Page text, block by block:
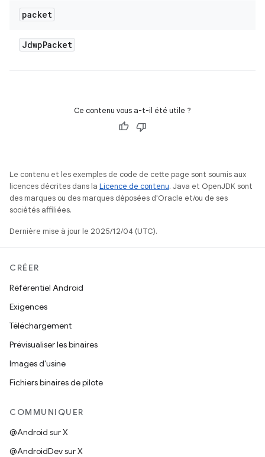
packet
JdwpPacket
Ce contenu vous a-t-il été utile ?
Le contenu et les exemples de code de cette page sont soumis aux
licences décrites dans la Licence de contenu. Java et OpenJDK sont
des marques ou des marques déposées d'Oracle et/ou de ses
sociétés affiliées.
Dernière mise à jour le 2025/12/04 (UTC).
CRÉER
Référentiel Android
Exigences
Téléchargement
Prévisualiser les binaires
Images d'usine
Fichiers binaires de pilote
COMMUNIQUER
@Android sur X
@AndroidDev sur X